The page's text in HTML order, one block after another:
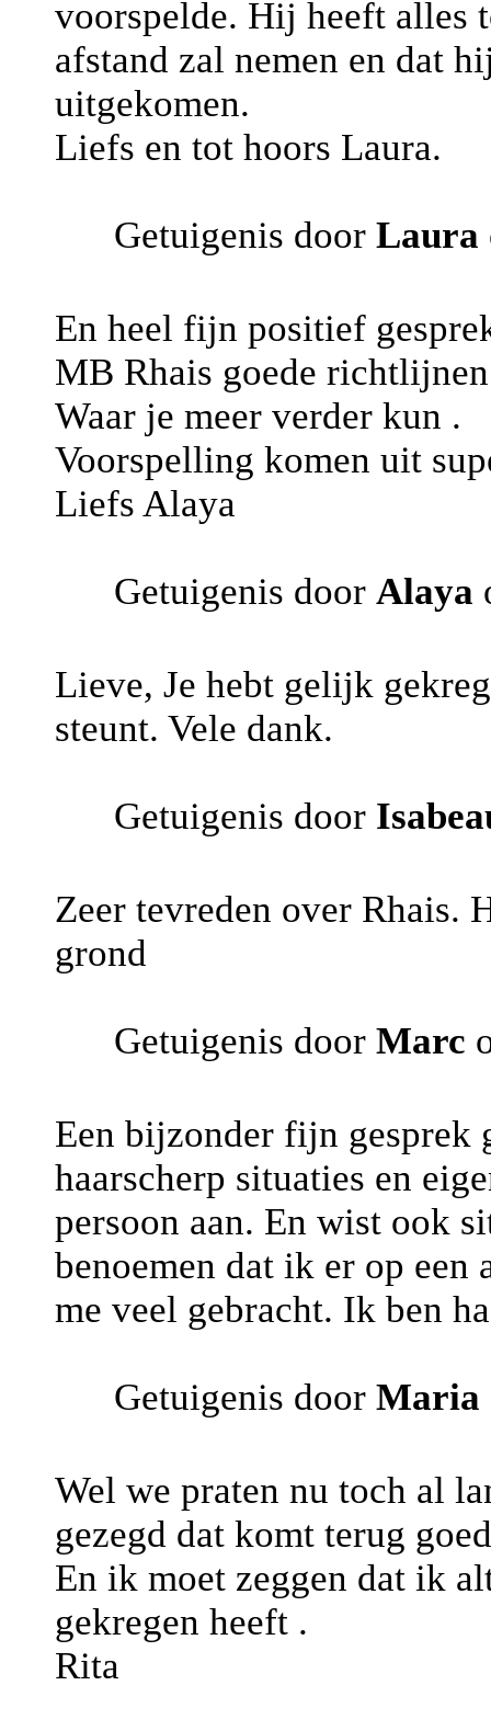
voorspelde. Hij heeft alles
afstand zal nemen en dat
uitgekomen.
Liefs en tot hoors Laura.
Getuigenis door Laura
En heel fijn positief
MB Rhais goede
Waar je meer verder kun .
Voorspelling komen uit
Liefs Alaya
Getuigenis door Alaya
Lieve, Je hebt gelijk
steunt. Vele dank.
Getuigenis door
Zeer tevreden over Rhais.
grond
Getuigenis door Marc
Een bijzonder fijn gesprek
haarscherp situaties en
persoon aan. En wist ook
benoemen dat ik er op
me veel gebracht. Ik ben
Getuigenis door Maria
Wel we praten nu toch al
gezegd dat komt terug
En ik moet zeggen dat ik
gekregen heeft .
Rita